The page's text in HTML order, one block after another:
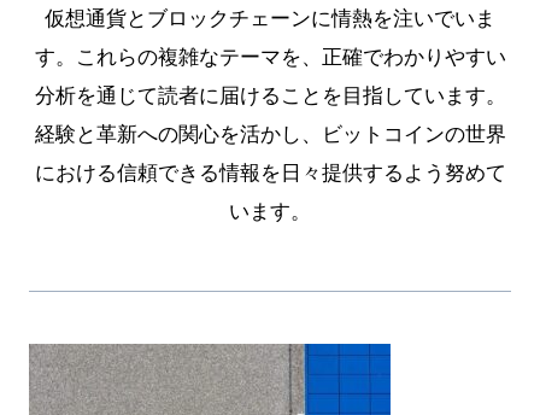
仮想通貨とブロックチェーンに情熱を注いでいま
す。これらの複雑なテーマを、正確でわかりやすい
分析を通じて読者に届けることを目指しています。
経験と革新への関心を活かし、ビットコインの世界
における信頼できる情報を日々提供するよう努めて
います。